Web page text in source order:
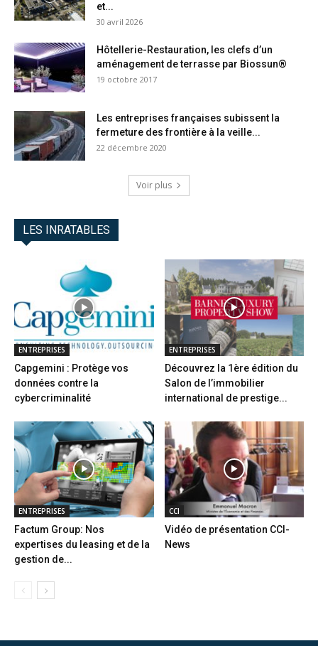
et...
30 avril 2026
Hôtellerie-Restauration, les clefs d’un
aménagement de terrasse par Biossun®
19 octobre 2017
Les entreprises françaises subissent la
fermeture des frontière à la veille...
22 décembre 2020
Voir plus
LES INRATABLES
ENTREPRISES
Capgemini : Protège vos
données contre la
cybercriminalité
ENTREPRISES
Découvrez la 1ère édition du
Salon de l’immobilier
international de prestige...
ENTREPRISES
Factum Group: Nos
expertises du leasing et de la
gestion de...
CCI
Vidéo de présentation CCI-
News